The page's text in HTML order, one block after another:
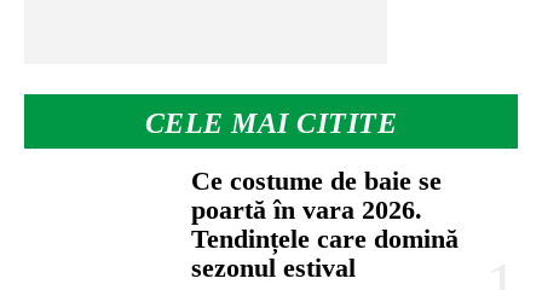
CELE MAI CITITE
Ce costume de baie se
poartă în vara 2026.
Tendințele care domină
sezonul estival